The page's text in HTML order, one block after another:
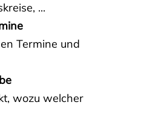
...
Termine und
wozu welcher